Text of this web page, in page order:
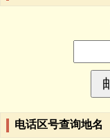
电话区号查询地名